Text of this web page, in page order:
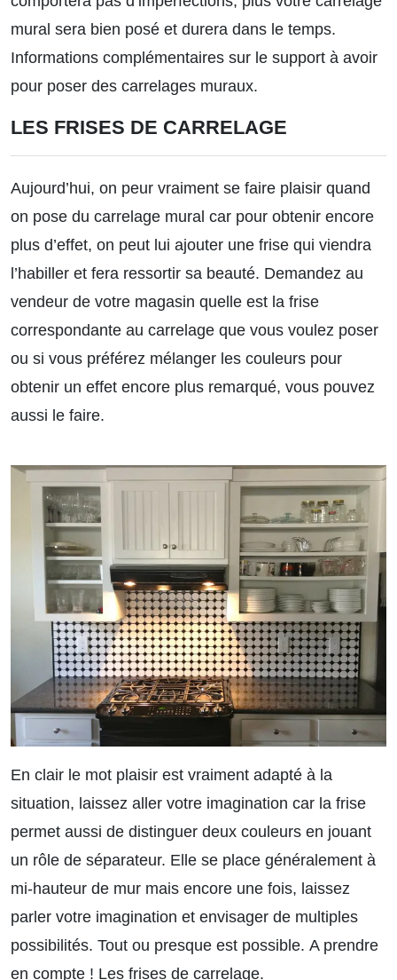
mural sera bien posé et durera dans le temps.
Informations complémentaires sur le support à avoir
pour poser des carrelages muraux.
LES FRISES DE CARRELAGE
Aujourd’hui, on peur vraiment se faire plaisir quand
on pose du carrelage mural car pour obtenir encore
plus d’effet, on peut lui ajouter une frise qui viendra
l’habiller et fera ressortir sa beauté. Demandez au
vendeur de votre magasin quelle est la frise
correspondante au carrelage que vous voulez poser
ou si vous préférez mélanger les couleurs pour
obtenir un effet encore plus remarqué, vous pouvez
aussi le faire.
En clair le mot plaisir est vraiment adapté à la
situation, laissez aller votre imagination car la frise
permet aussi de distinguer deux couleurs en jouant
un rôle de séparateur. Elle se place généralement à
mi-hauteur de mur mais encore une fois, laissez
parler votre imagination et envisager de multiples
possibilités. Tout ou presque est possible. A prendre
en compte ! Les frises de carrelage.